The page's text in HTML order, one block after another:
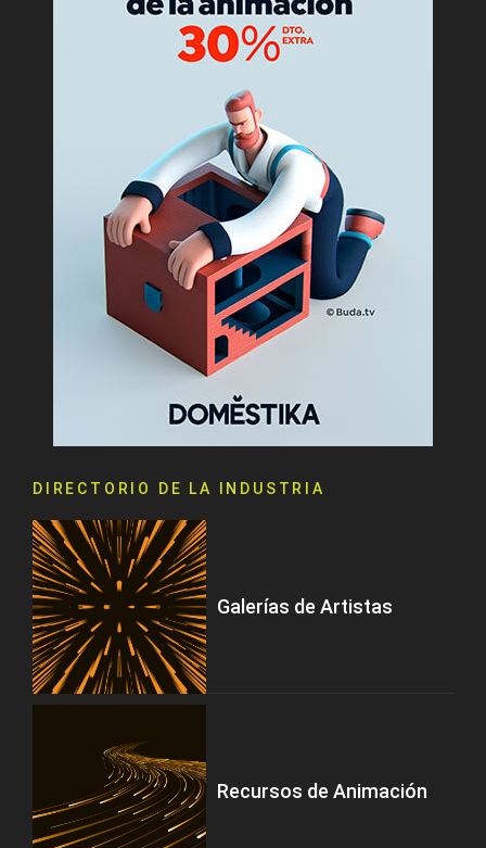
DIRECTORIO DE LA INDUSTRIA
Galerías de Artistas
Recursos de Animación